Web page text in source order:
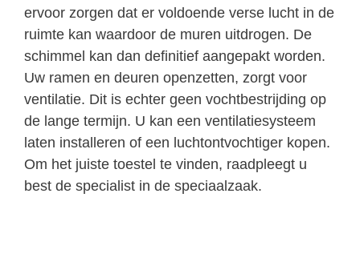
ervoor zorgen dat er voldoende verse lucht in de
ruimte kan waardoor de muren uitdrogen. De
schimmel kan dan definitief aangepakt worden.
Uw ramen en deuren openzetten, zorgt voor
ventilatie. Dit is echter geen vochtbestrijding op
de lange termijn. U kan een ventilatiesysteem
laten installeren of een luchtontvochtiger kopen.
Om het juiste toestel te vinden, raadpleegt u
best de specialist in de speciaalzaak.